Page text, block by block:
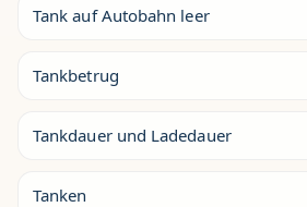
Tank auf Autobahn leer
Tankbetrug
Tankdauer und Ladedauer
Tanken